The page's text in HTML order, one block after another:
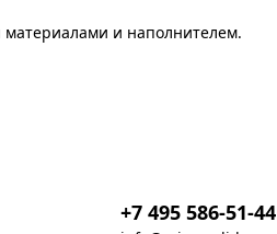
и наполнителем.
+7 495 586-51-44